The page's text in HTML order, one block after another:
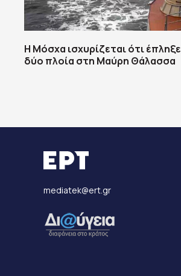
Η Μόσχα ισχυρίζεται ότι έπληξε
δύο πλοία στη Μαύρη Θάλασσα
mediatek@ert.gr